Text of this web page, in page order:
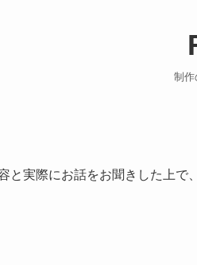
制作
と実際にお話をお聞きした上で